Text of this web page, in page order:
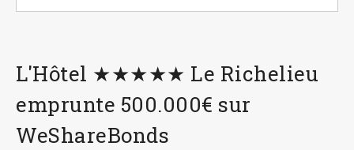
L'Hôtel ★★★★★ Le Richelieu
emprunte 500.000€ sur
WeShareBonds